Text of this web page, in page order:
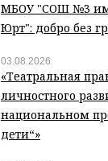
МБОУ "СОШ №3
Юрт": добро без
03.08.2026
«Театральная
личностного
национальном
дети“»